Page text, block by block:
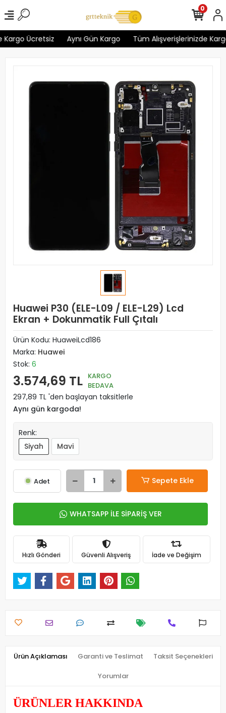
Ücretsiz Aynı Gün Kargo Tüm Alışverişlerinizde
0
Huawei P30 (ELE-L09 / ELE-L29) Lcd
Ekran + Dokunmatik Full Çıtalı
Ürün Kodu: HuaweiLcd186
Marka: Huawei
Stok: 6
3.574,69 TL KARGO
BEDAVA
297,89 TL 'den başlayan taksitlerle
Aynı gün kargoda!
Renk:
Siyah
Mavi
Adet Sepete Ekle
WHATSAPP İLE SİPARİŞ VER
Hızlı Gönderi Güvenli Alışveriş İade ve Değişim
Ürün Açıklaması Garanti ve Teslimat Taksit Seçenekleri
Yorumlar
ÜRÜNLER HAKKINDA